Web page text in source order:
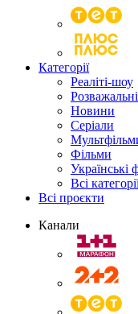
Категорії
Реаліті-шоу
Новини
Серіали
Фільми
Українські
Всі
Всі проєкти
Канали